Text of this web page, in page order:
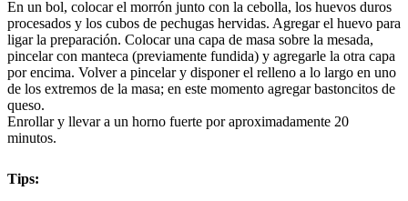
En un bol, colocar el morrón junto con la cebolla, los huevos duros
procesados y los cubos de pechugas hervidas. Agregar el huevo para
ligar la preparación. Colocar una capa de masa sobre la mesada,
pincelar con manteca (previamente fundida) y agregarle la otra capa
por encima. Volver a pincelar y disponer el relleno a lo largo en uno
de los extremos de la masa; en este momento agregar bastoncitos de
queso.
Enrollar y llevar a un horno fuerte por aproximadamente 20
minutos.
Tips: